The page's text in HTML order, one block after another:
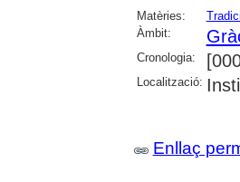
Matèries:
Àmbit:
Cronologia:
Localització:
Enllaç